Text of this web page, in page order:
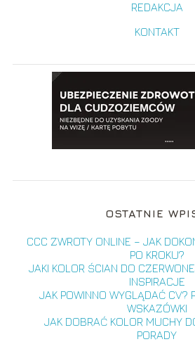
REDAKCJA
KONTAKT
OSTATNIE
CCC ZWROTY ONLINE – JAK
PO KROKU?
JAKI KOLOR ŚCIAN DO
INSPIRACJE
JAK POWINNO WYGLĄDAĆ CV?
WSKAZÓWKI
JAK DOBRAĆ KOLOR MUCHY
PORADY